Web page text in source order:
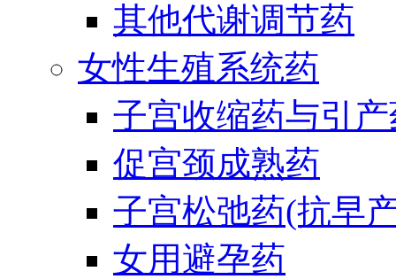
其他代谢调节药
女性生殖系统药
子宫收缩药与引
促宫颈成熟药
子宫松弛药(抗早
女用避孕药